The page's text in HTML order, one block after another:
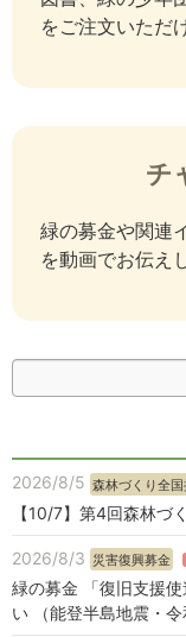
をご注文いただ
チ
緑の募金や関連
を動画でお伝え
2026/8/5 森林づくり全
【10/7】第4回森林づ
2026/8/3 災害復興募金
緑の募金 「復旧支援
い （能登半島地震・令